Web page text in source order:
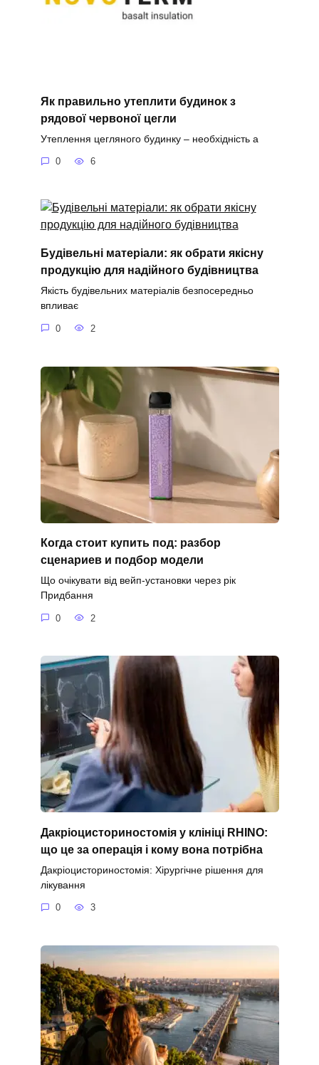
Як правильно утеплити будинок з
рядової червоної цегли
Утеплення цегляного будинку – необхідність а
0 6
Будівельні матеріали: як обрати якісну
продукцію для надійного будівництва
Якість будівельних матеріалів безпосередньо
впливає
0 2
Когда стоит купить под: разбор
сценариев и подбор модели
Що очікувати від вейп-установки через рік
Придбання
0 2
Дакріоцисториностомія у клініці RHINO:
що це за операція і кому вона потрібна
Дакріоцисториностомія: Хірургічне рішення для
лікування
0 3